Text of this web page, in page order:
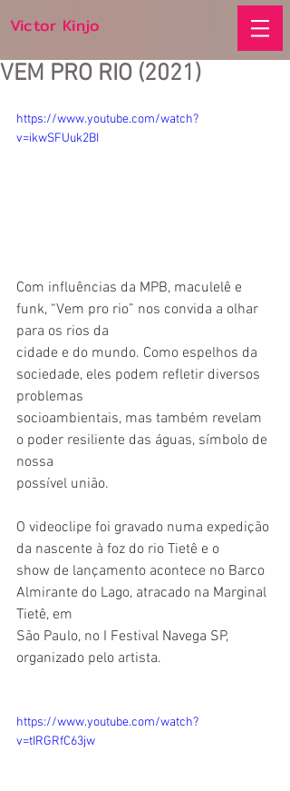
Victor Kinjo
VEM PRO RIO (2021)
https://www.youtube.com/watch?
v=ikwSFUuk2BI
Com influências da MPB, maculelê e
funk, “Vem pro rio” nos convida a olhar
para os rios da
cidade e do mundo. Como espelhos da
sociedade, eles podem refletir diversos
problemas
socioambientais, mas também revelam
o poder resiliente das águas, símbolo de
nossa
possível união.
O videoclipe foi gravado numa expedição
da nascente à foz do rio Tietê e o
show de lançamento acontece no Barco
Almirante do Lago, atracado na Marginal
Tietê, em
São Paulo, no I Festival Navega SP,
organizado pelo artista.
https://www.youtube.com/watch?
v=tIRGRfC63jw